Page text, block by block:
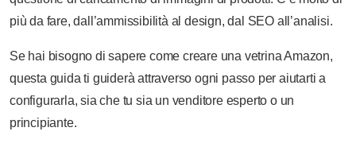
più da fare, dall’ammissibilità al design, dal SEO all’analisi.
Se hai bisogno di sapere come creare una vetrina Amazon,
questa guida ti guiderà attraverso ogni passo per aiutarti a
configurarla, sia che tu sia un venditore esperto o un
principiante.